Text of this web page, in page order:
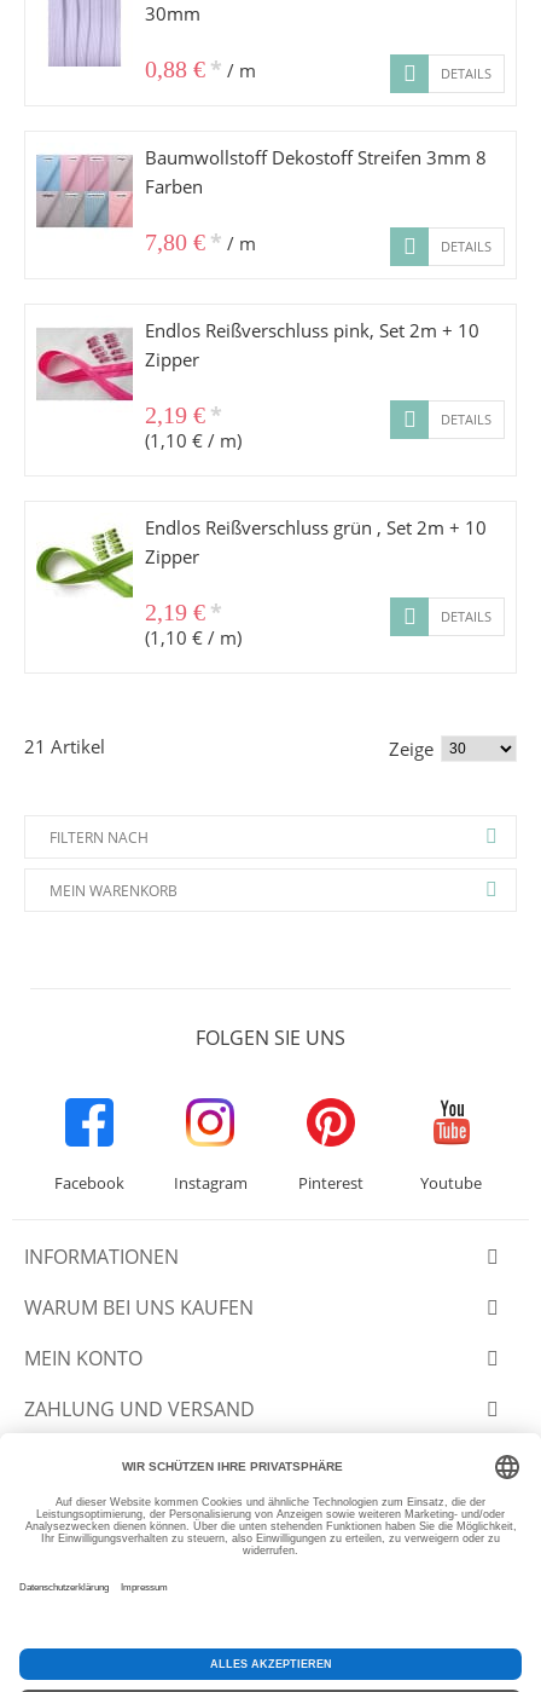
30mm
0,88 € * / m DETAILS
Baumwollstoff Dekostoff Streifen 3mm 8
Farben
7,80 € * / m DETAILS
Endlos Reißverschluss pink, Set 2m + 10
Zipper
2,19 € *
(1,10 € / m)
DETAILS
Endlos Reißverschluss grün , Set 2m + 10
Zipper
2,19 € *
(1,10 € / m)
DETAILS
21 Artikel Zeige
FILTERN NACH
MEIN WARENKORB
FOLGEN SIE UNS
Facebook Instagram Pinterest Youtube
INFORMATIONEN
WARUM BEI UNS KAUFEN
MEIN KONTO
ZAHLUNG UND VERSAND